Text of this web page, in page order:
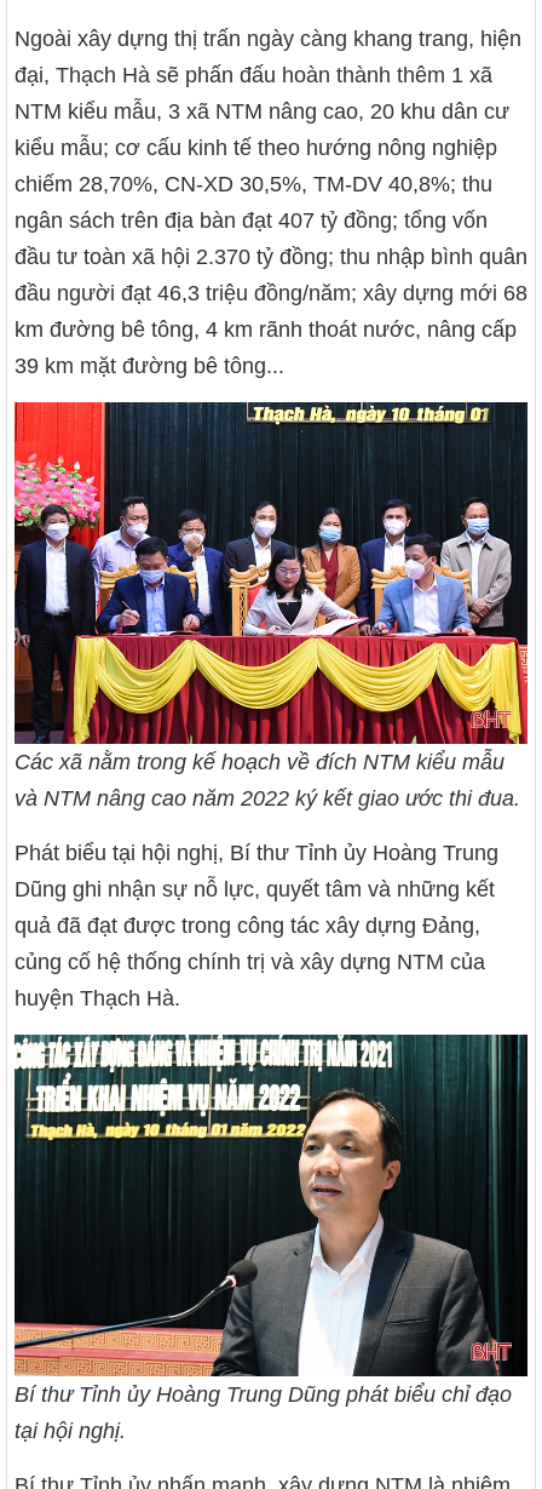
Ngoài xây dựng thị trấn ngày càng khang trang, hiện
đại, Thạch Hà sẽ phấn đấu hoàn thành thêm 1 xã
NTM kiểu mẫu, 3 xã NTM nâng cao, 20 khu dân cư
kiểu mẫu; cơ cấu kinh tế theo hướng nông nghiệp
chiếm 28,70%, CN-XD 30,5%, TM-DV 40,8%; thu
ngân sách trên địa bàn đạt 407 tỷ đồng; tổng vốn
đầu tư toàn xã hội 2.370 tỷ đồng; thu nhập bình quân
đầu người đạt 46,3 triệu đồng/năm; xây dựng mới 68
km đường bê tông, 4 km rãnh thoát nước, nâng cấp
39 km mặt đường bê tông...
Các xã nằm trong kế hoạch về đích NTM kiểu mẫu
và NTM nâng cao năm 2022 ký kết giao ước thi đua.
Phát biểu tại hội nghị, Bí thư Tỉnh ủy Hoàng Trung
Dũng ghi nhận sự nỗ lực, quyết tâm và những kết
quả đã đạt được trong công tác xây dựng Đảng,
củng cố hệ thống chính trị và xây dựng NTM của
huyện Thạch Hà.
Bí thư Tỉnh ủy Hoàng Trung Dũng phát biểu chỉ đạo
tại hội nghị.